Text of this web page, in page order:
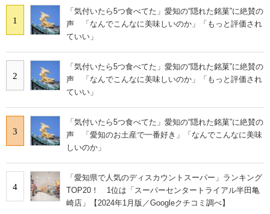
1
「気付いたら5つ食べてた」愛知の“隠れた銘菓”に絶賛の
声 「なんでこんなに美味しいのか」「もっと評価され
ていい」
2
「気付いたら5つ食べてた」愛知の“隠れた銘菓”に絶賛の
声 「なんでこんなに美味しいのか」「もっと評価され
ていい」
3
「気付いたら5つ食べてた」愛知の“隠れた銘菓”に絶賛の
声 「愛知のお土産で一番好き」「なんでこんなに美味
しいのか」
4
「愛知県で人気のディスカウントスーパー」ランキング
TOP20！ 1位は「スーパーセンタートライアル半田亀
崎店」【2024年1月版／Googleクチコミ調べ】